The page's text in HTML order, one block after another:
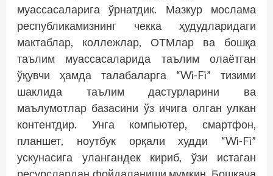
муассасаларига ўрнатдик. Мазкур мослама
республикамизнинг чекка ҳудудларидаги
мактаблар, коллежлар, ОТМлар ва бошқа
таълим муассасаларида таълим олаётган
ўқувчи ҳамда талабаларга “Wi-Fi” тизими
шаклида таълим дастурларини ва
маълумотлар базасини ўз ичига олган улкан
контентдир. Унга компьютер, смартфон,
планшет, ноутбук орқали худди “Wi-Fi”
ускунасига улангандек кириб, ўзи истаган
ресурслардан фойдаланиши мумкин. Бошқача